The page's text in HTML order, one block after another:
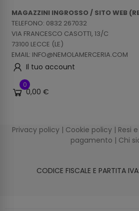
MAGAZZINI INGROSSO / SITO WEB
TELEFONO: 0832 267032
VIA FRANCESCO CASOTTI, 13/C
73100 LECCE (LE)
EMAIL: INFO@NEMOLAMERCERIA.COM
Il tuo account
0
0,00 €
Privacy policy | Cookie policy | Resi
pagamento | Chi
CODICE FISCALE E PARTITA